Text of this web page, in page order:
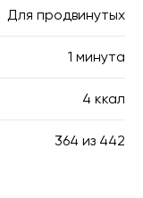
Для продвинутых
1 минута
4 ккал
364 из 442